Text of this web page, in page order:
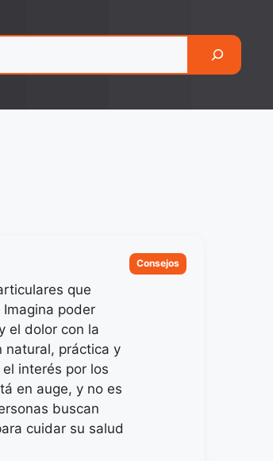
que
poder
el dolor con la
natural, práctica y
interés por los
en auge, y no es
buscan
cuidar su salud
Categorias
Consejos